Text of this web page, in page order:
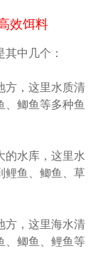
效饵料
中几个：
方，这里水质清
、鲫鱼等多种鱼
的水库，这里水
鲤鱼、鲫鱼、草
方，这里海水清
、鲫鱼、鲤鱼等